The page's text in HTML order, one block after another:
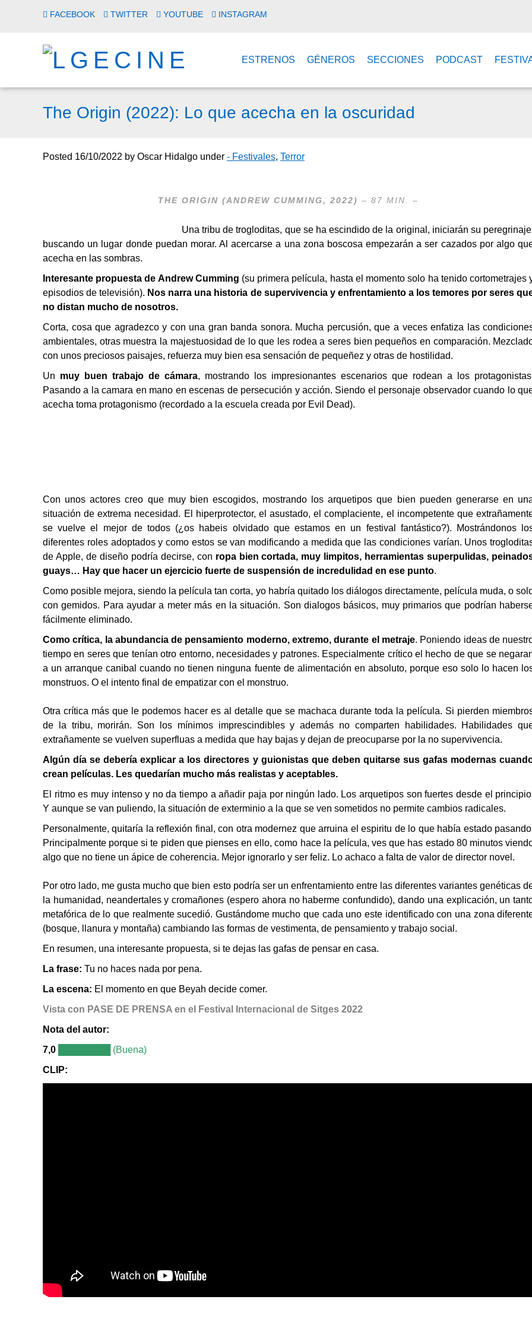
FACEBOOK TWITTER YOUTUBE INSTAGRAM
ESTRENOS GÉNEROS SECCIONES PODCAST
The Origin (2022): Lo que acecha en la oscuridad
Posted 16/10/2022 by Oscar Hidalgo under - Festivales, Terror
THE ORIGIN (ANDREW CUMMING, 2022) – 87 MIN. –
Una tribu de trogloditas, que se ha escindido de la original, iniciarán su
buscando un lugar donde puedan morar. Al acercarse a una zona boscosa empezarán a ser cazados por algo
acecha en las sombras.
Interesante propuesta de Andrew Cumming (su primera película, hasta el momento solo ha tenido cortometrajes
episodios de televisión). Nos narra una historia de supervivencia y enfrentamiento a los temores por seres
no distan mucho de nosotros.
Corta, cosa que agradezco y con una gran banda sonora. Mucha percusión, que a veces enfatiza las
ambientales, otras muestra la majestuosidad de lo que les rodea a seres bien pequeños en comparación.
con unos preciosos paisajes, refuerza muy bien esa sensación de pequeñez y otras de hostilidad.
Un muy buen trabajo de cámara, mostrando los impresionantes escenarios que rodean a los
Pasando a la camara en mano en escenas de persecución y acción. Siendo el personaje observador cuando lo
acecha toma protagonismo (recordado a la escuela creada por Evil Dead).
Con unos actores creo que muy bien escogidos, mostrando los arquetipos que bien pueden generarse en
situación de extrema necesidad. El hiperprotector, el asustado, el complaciente, el incompetente que
se vuelve el mejor de todos (¿os habeis olvidado que estamos en un festival fantástico?). Mostrándonos
diferentes roles adoptados y como estos se van modificando a medida que las condiciones varían. Unos
de Apple, de diseño podría decirse, con ropa bien cortada, muy limpitos, herramientas superpulidas,
guays… Hay que hacer un ejercicio fuerte de suspensión de incredulidad en ese punto.
Como posible mejora, siendo la película tan corta, yo habría quitado los diálogos directamente, película muda, o
con gemidos. Para ayudar a meter más en la situación. Son dialogos básicos, muy primarios que podrían
fácilmente eliminado.
Como crítica, la abundancia de pensamiento moderno, extremo, durante el metraje. Poniendo ideas de
tiempo en seres que tenían otro entorno, necesidades y patrones. Especialmente crítico el hecho de que se
a un arranque canibal cuando no tienen ninguna fuente de alimentación en absoluto, porque eso solo lo hacen
monstruos. O el intento final de empatizar con el monstruo.
Otra crítica más que le podemos hacer es al detalle que se machaca durante toda la película. Si pierden
de la tribu, morirán. Son los mínimos imprescindibles y además no comparten habilidades. Habilidades
extrañamente se vuelven superfluas a medida que hay bajas y dejan de preocuparse por la no supervivencia.
Algún día se debería explicar a los directores y guionistas que deben quitarse sus gafas modernas
crean películas. Les quedarían mucho más realistas y aceptables.
El ritmo es muy intenso y no da tiempo a añadir paja por ningún lado. Los arquetipos son fuertes desde el
Y aunque se van puliendo, la situación de exterminio a la que se ven sometidos no permite cambios radicales.
Personalmente, quitaría la reflexión final, con otra modernez que arruina el espiritu de lo que había estado
Principalmente porque si te piden que pienses en ello, como hace la película, ves que has estado 80 minutos
algo que no tiene un ápice de coherencia. Mejor ignorarlo y ser feliz. Lo achaco a falta de valor de director novel.
Por otro lado, me gusta mucho que bien esto podría ser un enfrentamiento entre las diferentes variantes genéticas
la humanidad, neandertales y cromañones (espero ahora no haberme confundido), dando una explicación, un
metafórica de lo que realmente sucedió. Gustándome mucho que cada uno este identificado con una zona
(bosque, llanura y montaña) cambiando las formas de vestimenta, de pensamiento y trabajo social.
En resumen, una interesante propuesta, si te dejas las gafas de pensar en casa.
La frase: Tu no haces nada por pena.
La escena: El momento en que Beyah decide comer.
Vista con PASE DE PRENSA en el Festival Internacional de Sitges 2022
Nota del autor:
7,0
████████ (Buena)
CLIP: